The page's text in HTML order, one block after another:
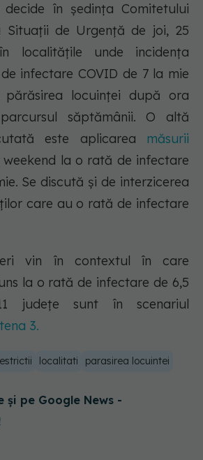
în ședința Comitetului
Situații de Urgență de joi, 25
localitățile unde incidența
infectare COVID de 7 la mie
locuinței după ora
săptămânii. O altă
este aplicarea măsurii
la o rată de infectare
Se discută și de interzicerea
care au o rată de infectare
vin în contextul în care
la o rată de infectare de 6,5
județe sunt în scenariul
3.
localitati parasirea locuintei
și pe Google News -